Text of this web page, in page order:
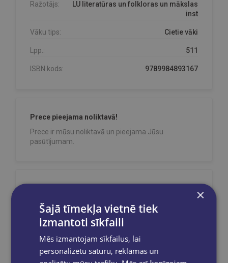
Ražotājs:
LU literatūras un folkloras un mākslas
inst
Vāku tips: Cietie vāki
Lpp.: 511
ISBN kods: 9789984893167
Prece pieejama noliktavā!
Prece ir mūsu noliktavā un pieejama Jūsu
pasūtījumam.
Pasūtījumu apstrāde notiek darba dienās.
Apmaksātie pasūtījumi tiek
Bezmaksas piegāde
uz OMNIVA
pakomātiem Latvijā
×
Šajā tīmekļa vietnē tiek
izmantoti sīkfaili
Mēs izmantojam sīkfailus, lai
personalizētu saturu, reklāmas un